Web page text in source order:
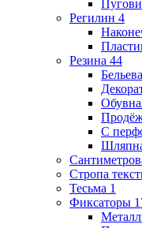
Регилин 4
Резина 44
С
Стропа
Тесьма 1
Фиксаторы